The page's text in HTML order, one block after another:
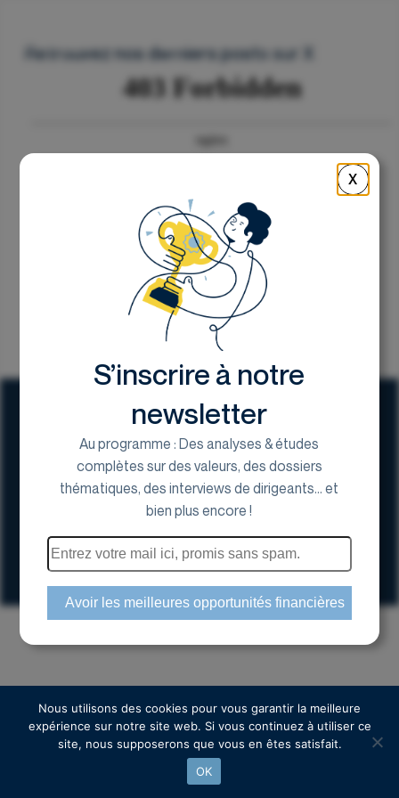
17 Avenue George V, 75008 Paris
Espace actionnaire
Copyright © 2024 Euroland Corporate
Retrouvez nos derniers posts sur X
X
S’inscrire à notre
newsletter
Au programme : Des analyses & études
complètes sur des valeurs, des dossiers
thématiques, des interviews de dirigeants... et
bien plus encore !
Nous utilisons des cookies pour vous garantir la meilleure
expérience sur notre site web. Si vous continuez à utiliser ce
site, nous supposerons que vous en êtes satisfait.
OK